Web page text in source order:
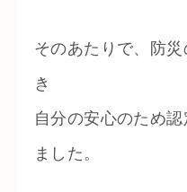
そのあたりで、防
き
自分の安心のため
ました。